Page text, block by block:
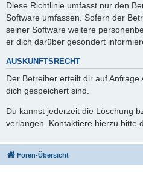
Diese Richtlinie umfasst nur den
Software umfassen. Sofern der
seiner Software weitere
er dich darüber gesondert
AUSKUNFTSRECHT
Der Betreiber erteilt dir auf
dich gespeichert sind.
Du kannst jederzeit die Löschung
verlangen. Kontaktiere hierzu bitte
Foren-Übersicht